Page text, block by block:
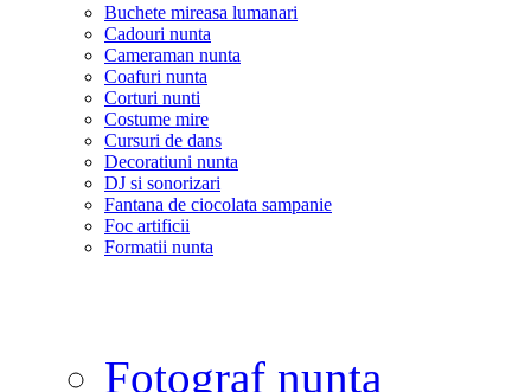
Buchete mireasa lumanari
Cadouri nunta
Cameraman nunta
Coafuri nunta
Corturi nunti
Costume mire
Cursuri de dans
Decoratiuni nunta
DJ si sonorizari
Fantana de ciocolata sampanie
Foc artificii
Formatii nunta
Fotograf nunta